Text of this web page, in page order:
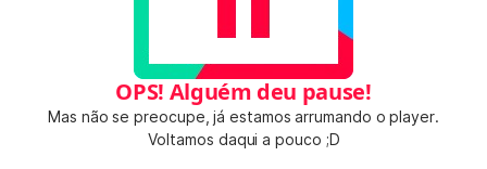
OPS! Alguém deu pause!
Mas não se preocupe, já estamos arrumando o player.
Voltamos daqui a pouco ;D